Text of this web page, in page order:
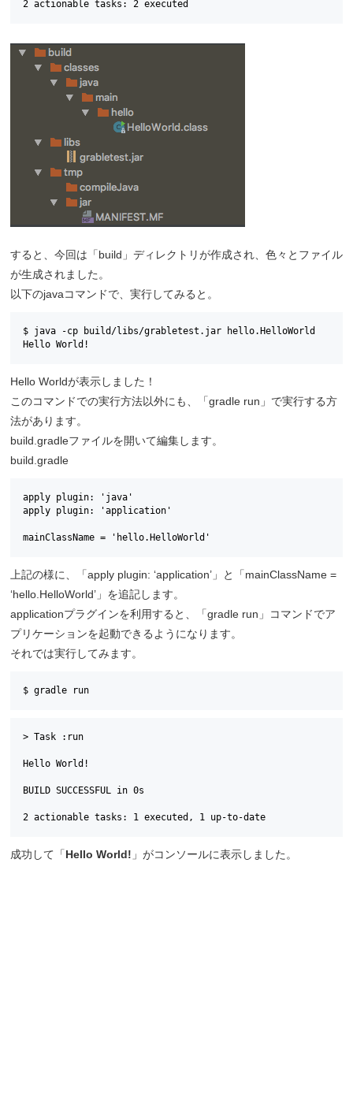
2 actionable tasks: 2 executed
すると、今回は「build」ディレクトリが作成され、色々とファイル
が生成されました。
以下のjavaコマンドで、実行してみると。
$ java -cp build/libs/grabletest.jar hello.HelloWorld
Hello World!
Hello Worldが表示しました！
このコマンドでの実行方法以外にも、「gradle run」で実行する方
法があります。
build.gradleファイルを開いて編集します。
build.gradle
apply plugin: 'java'
apply plugin: 'application'
mainClassName = 'hello.HelloWorld'
上記の様に、「apply plugin: ‘application’」と「mainClassName =
‘hello.HelloWorld’」を追記します。
applicationプラグインを利用すると、「gradle run」コマンドでア
プリケーションを起動できるようになります。
それでは実行してみます。
$ gradle run
> Task :run
Hello World!
BUILD SUCCESSFUL in 0s
2 actionable tasks: 1 executed, 1 up-to-date
成功して「Hello World! 」がコンソールに表示しました。